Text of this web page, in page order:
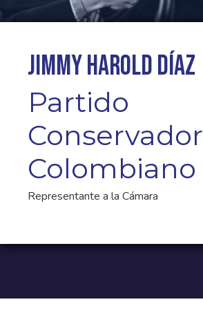
Jimmy Harold Díaz
Partido
Conservador
Colombiano
Representante a la Cámara